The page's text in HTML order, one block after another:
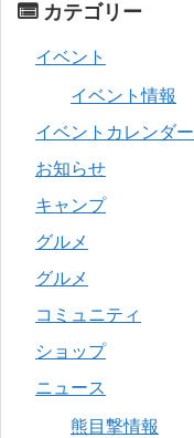
カテゴリー
イベント
イベント情報
イベントカレンダー
お知らせ
キャンプ
グルメ
グルメ
コミュニティ
ショップ
ニュース
熊目撃情報